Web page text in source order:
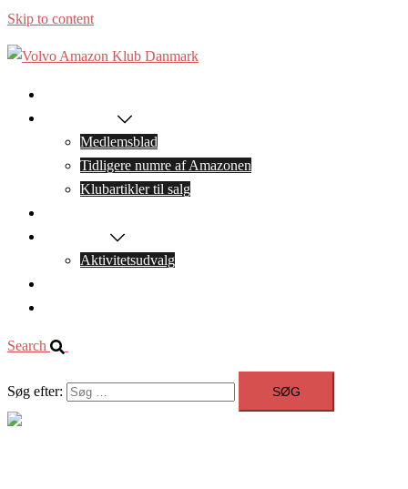
Skip to content
Medlemsblad
Tidligere numre af Amazonen
Klubartikler til salg
Aktivitetsudvalg
Search
Søg efter: